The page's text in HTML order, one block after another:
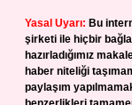
Yasal Uyarı: Bu
şirketi ile hiçbir
hazırladığımız
haber niteliği
paylaşım